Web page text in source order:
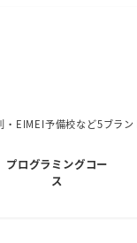
EIMEI予備校など5ブラン
プログラミングコー
ス